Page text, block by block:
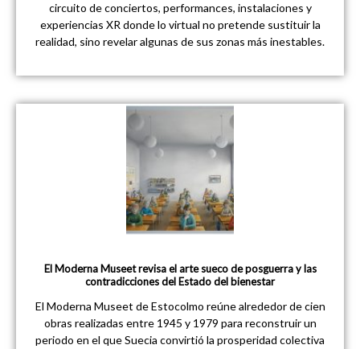
circuito de conciertos, performances, instalaciones y
experiencias XR donde lo virtual no pretende sustituir la
realidad, sino revelar algunas de sus zonas más inestables.
El Moderna Museet revisa el arte sueco de posguerra y las
contradicciones del Estado del bienestar
El Moderna Museet de Estocolmo reúne alrededor de cien
obras realizadas entre 1945 y 1979 para reconstruir un
periodo en el que Suecia convirtió la prosperidad colectiva